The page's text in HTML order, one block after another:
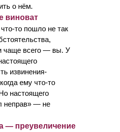
о нём.
виноват
то пошло не так
чаще всего — вы. У
извинения-
ему что-то
настоящего
неправ» — не
— преувеличение